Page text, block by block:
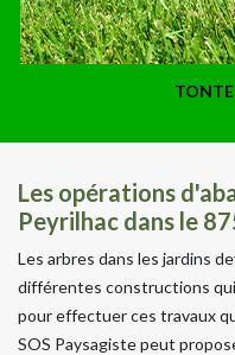
TONTE
Les opérations
Peyrilhac dans le
Les arbres dans les jardins
différentes constructions
pour effectuer ces travaux
SOS Paysagiste peut